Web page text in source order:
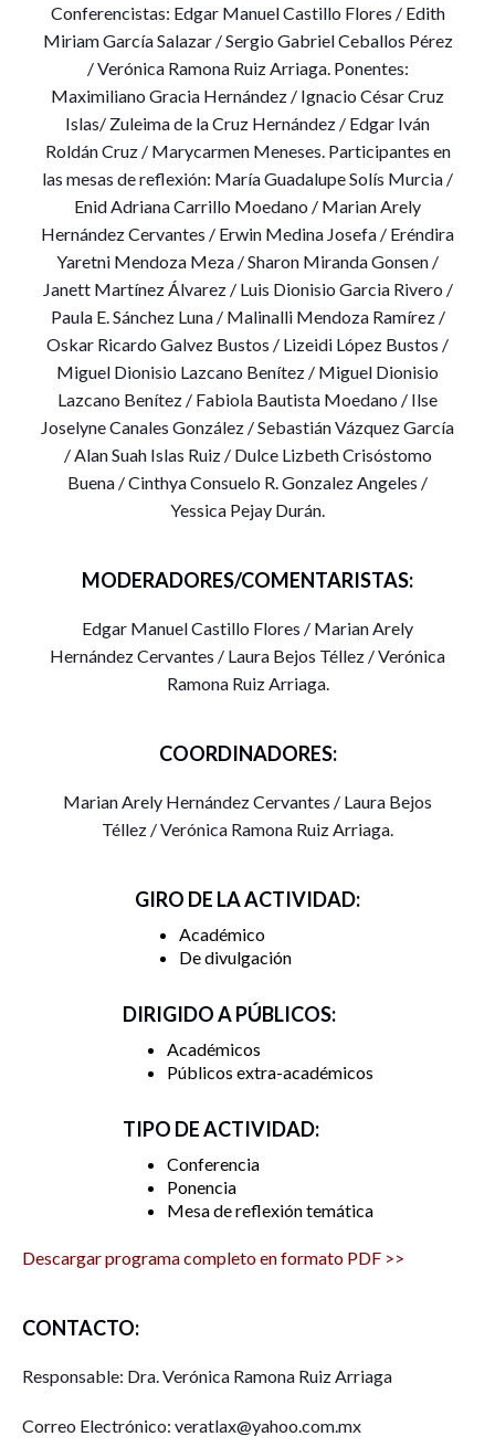
Conferencistas: Edgar Manuel Castillo Flores / Edith
Miriam García Salazar / Sergio Gabriel Ceballos Pérez
/ Verónica Ramona Ruiz Arriaga. Ponentes:
Maximiliano Gracia Hernández / Ignacio César Cruz
Islas/ Zuleima de la Cruz Hernández / Edgar Iván
Roldán Cruz / Marycarmen Meneses. Participantes en
las mesas de reflexión: María Guadalupe Solís Murcia /
Enid Adriana Carrillo Moedano / Marian Arely
Hernández Cervantes / Erwin Medina Josefa / Eréndira
Yaretni Mendoza Meza / Sharon Miranda Gonsen /
Janett Martínez Álvarez / Luis Dionisio Garcia Rivero /
Paula E. Sánchez Luna / Malinalli Mendoza Ramírez /
Oskar Ricardo Galvez Bustos / Lizeidi López Bustos /
Miguel Dionisio Lazcano Benítez / Miguel Dionisio
Lazcano Benítez / Fabiola Bautista Moedano / Ilse
Joselyne Canales González / Sebastián Vázquez García
/ Alan Suah Islas Ruiz / Dulce Lizbeth Crisóstomo
Buena / Cinthya Consuelo R. Gonzalez Angeles /
Yessica Pejay Durán.
MODERADORES/COMENTARISTAS:
Edgar Manuel Castillo Flores / Marian Arely
Hernández Cervantes / Laura Bejos Téllez / Verónica
Ramona Ruiz Arriaga.
COORDINADORES:
Marian Arely Hernández Cervantes / Laura Bejos
Téllez / Verónica Ramona Ruiz Arriaga.
GIRO DE LA ACTIVIDAD:
Académico
De divulgación
DIRIGIDO A PÚBLICOS:
Académicos
Públicos extra-académicos
TIPO DE ACTIVIDAD:
Conferencia
Ponencia
Mesa de reflexión temática
Descargar programa completo en formato PDF >>
CONTACTO:
Responsable: Dra. Verónica Ramona Ruiz Arriaga
Correo Electrónico: veratlax@yahoo.com.mx